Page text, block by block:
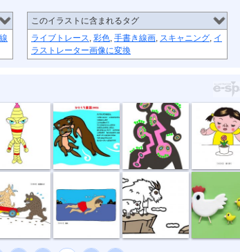
線
このイラストに含まれるタグ
ライブトレース, 彩色, 手書き線画, スキャニング, イ
ラストレーター画像に変換
春の香り
登れば 遠泳 崖っぷちのシ... ニワトリ親子